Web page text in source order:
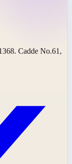
Cadde No.61,